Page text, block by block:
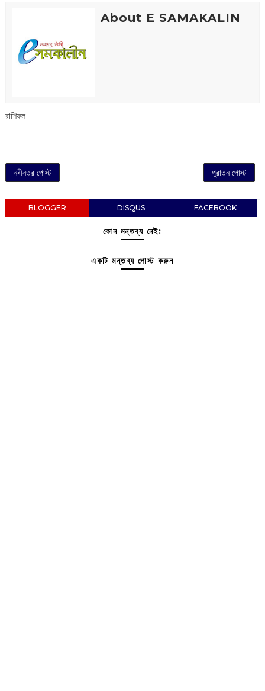
About E SAMAKALIN
রাশিফল
নবীনতর পোস্ট পুরাতন পোস্ট
BLOGGER DISQUS FACEBOOK
কোন মন্তব্য নেই:
একটি মন্তব্য পোস্ট করুন